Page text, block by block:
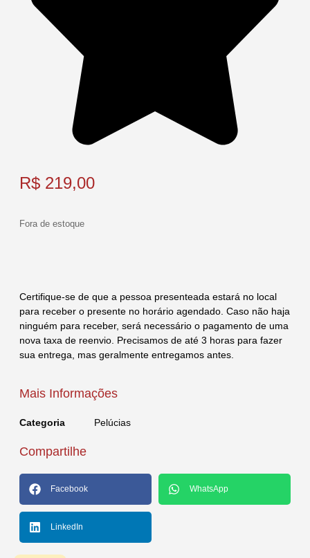
R$ 219,00
Fora de estoque
Certifique-se de que a pessoa presenteada estará no local
para receber o presente no horário agendado. Caso não haja
ninguém para receber, será necessário o pagamento de uma
nova taxa de reenvio. Precisamos de até 3 horas para fazer
sua entrega, mas geralmente entregamos antes.
Mais Informações
Categoria Pelúcias
Compartilhe
Facebook WhatsApp
LinkedIn